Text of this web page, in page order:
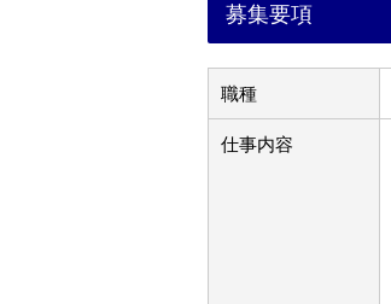
募集要項
職種
仕事内容